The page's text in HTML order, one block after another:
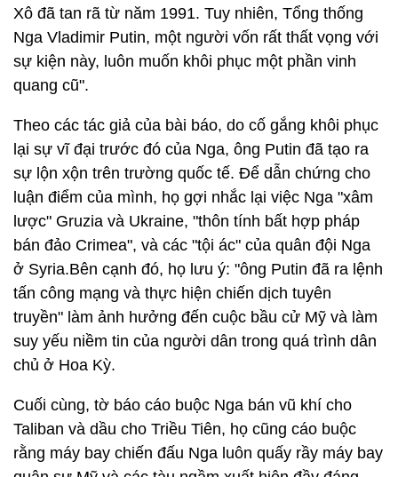
Xô đã tan rã từ năm 1991. Tuy nhiên, Tổng thống
Nga Vladimir Putin, một người vốn rất thất vọng với
sự kiện này, luôn muốn khôi phục một phần vinh
quang cũ".
Theo các tác giả của bài báo, do cố gắng khôi phục
lại sự vĩ đại trước đó của Nga, ông Putin đã tạo ra
sự lộn xộn trên trường quốc tế. Để dẫn chứng cho
luận điểm của mình, họ gợi nhắc lại việc Nga "xâm
lược" Gruzia và Ukraine, "thôn tính bất hợp pháp
bán đảo Crimea", và các "tội ác" của quân đội Nga
ở Syria.Bên cạnh đó, họ lưu ý: "ông Putin đã ra lệnh
tấn công mạng và thực hiện chiến dịch tuyên
truyền" làm ảnh hưởng đến cuộc bầu cử Mỹ và làm
suy yếu niềm tin của người dân trong quá trình dân
chủ ở Hoa Kỳ.
Cuối cùng, tờ báo cáo buộc Nga bán vũ khí cho
Taliban và dầu cho Triều Tiên, họ cũng cáo buộc
rằng máy bay chiến đấu Nga luôn quấy rầy máy bay